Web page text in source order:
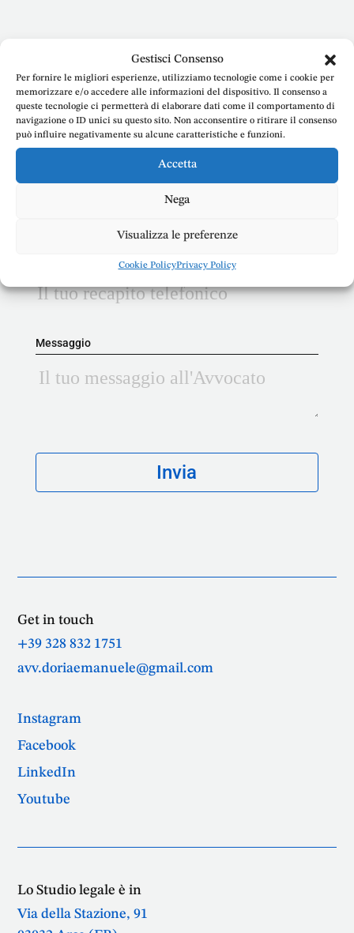
Gestisci Consenso
Per fornire le migliori esperienze, utilizziamo tecnologie come i cookie per
memorizzare e/o accedere alle informazioni del dispositivo. Il consenso a
queste tecnologie ci permetterà di elaborare dati come il comportamento di
navigazione o ID unici su questo sito. Non acconsentire o ritirare il consenso
può influire negativamente su alcune caratteristiche e funzioni.
Accetta
Nega
Visualizza le preferenze
Cookie PolicyPrivacy Policy
Nome
Messaggio
Get in touch
+39 328 832 1751
avv.doriaemanuele@gmail.com
Instagram
Facebook
LinkedIn
Youtube
Lo Studio legale è in
Via della Stazione, 91